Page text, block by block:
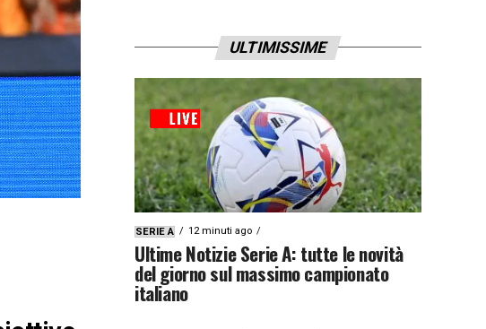
ULTIMISSIME
SERIE A 12 minuti ago
Ultime Notizie Serie A: tutte le novità
del giorno sul massimo campionato
italiano